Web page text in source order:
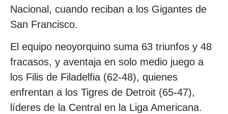
Nacional, cuando reciban a los Gigantes de
San Francisco.
El equipo neoyorquino suma 63 triunfos y 48
fracasos, y aventaja en solo medio juego a
los Filis de Filadelfia (62-48), quienes
enfrentan a los Tigres de Detroit (65-47),
líderes de la Central en la Liga Americana.